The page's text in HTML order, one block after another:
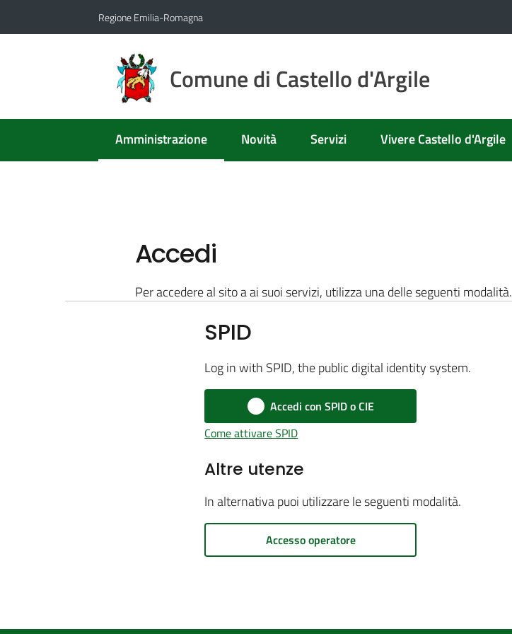
Regione Emilia-Romagna
Comune di Castello d'Argile
Amministrazione
Menu selezionato Novità Servizi Vivere Castello d'Argile
Accedi
Per accedere al sito a ai suoi servizi, utilizza una delle seguenti modalità.
SPID
Log in with SPID, the public digital identity system.
Accedi con SPID o CIE
Come attivare SPID
Altre utenze
In alternativa puoi utilizzare le seguenti modalità.
Accesso operatore